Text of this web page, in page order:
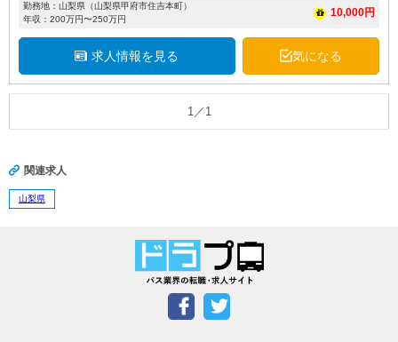
勤務地：山梨県（山梨県甲府市住吉本町）
年収：200万円〜250万円
10,000円
求人情報を見る 気になる
1／1
関連求人
山梨県